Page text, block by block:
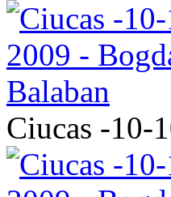
Ciucas -10-